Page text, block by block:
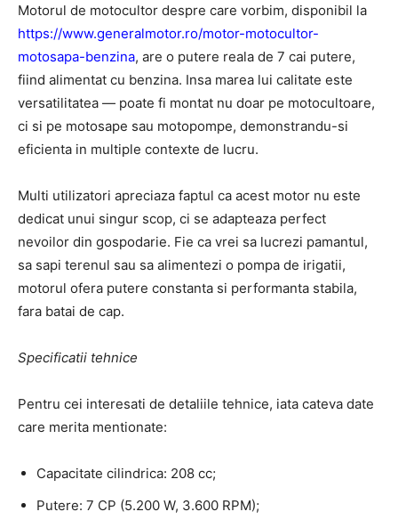
Motorul de motocultor despre care vorbim, disponibil la
https://www.generalmotor.ro/motor-motocultor-
motosapa-benzina, are o putere reala de 7 cai putere,
fiind alimentat cu benzina. Insa marea lui calitate este
versatilitatea — poate fi montat nu doar pe motocultoare,
ci si pe motosape sau motopompe, demonstrandu-si
eficienta in multiple contexte de lucru.
Multi utilizatori apreciaza faptul ca acest motor nu este
dedicat unui singur scop, ci se adapteaza perfect
nevoilor din gospodarie. Fie ca vrei sa lucrezi pamantul,
sa sapi terenul sau sa alimentezi o pompa de irigatii,
motorul ofera putere constanta si performanta stabila,
fara batai de cap.
Specificatii tehnice
Pentru cei interesati de detaliile tehnice, iata cateva date
care merita mentionate:
Capacitate cilindrica: 208 cc;
Putere: 7 CP (5.200 W, 3.600 RPM);